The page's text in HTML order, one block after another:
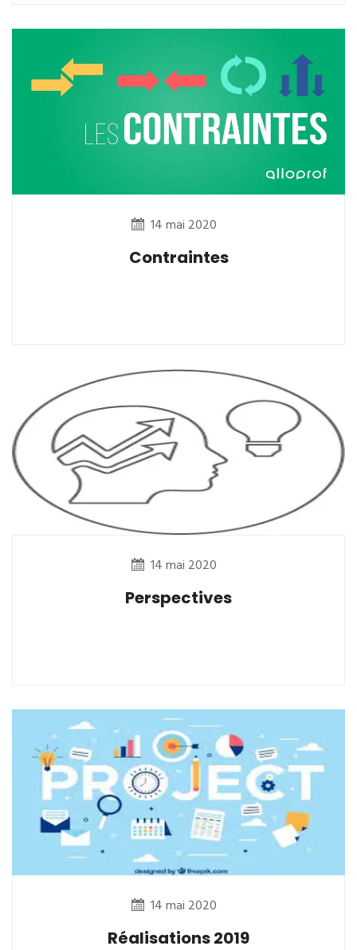
14 mai 2020
Contraintes
14 mai 2020
Perspectives
14 mai 2020
Réalisations 2019